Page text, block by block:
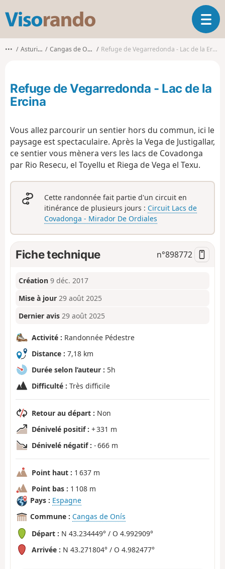
s
o
d
O
u
v
l
v
i
i
••• Asturies Cangas de Onís Refuge de Vegarredonda - Lac de la Ercina
Refuge de Vegarredonda - Lac de la
Ercina
Vous allez parcourir un sentier hors du commun, ici le
paysage est spectaculaire. Après la Vega de Justigallar,
ce sentier vous mènera vers les lacs de Covadonga
par Rio Resecu, el Toyellu et Riega de Vega el Texu.
Cette randonnée fait partie d'un circuit en
itinérance de plusieurs jours : Circuit Lacs de
Covadonga - Mirador De Ordiales
Fiche technique n°898772
Création 9 déc. 2017
Mise à jour 29 août 2025
Dernier avis 29 août 2025
Activité : Randonnée Pédestre
Distance : 7,18 km
Durée selon l’auteur : 5h
Difficulté : Très difficile
Retour au départ : Non
Dénivelé positif : + 331 m
Dénivelé négatif : - 666 m
Point haut : 1 637 m
Point bas : 1 108 m
Pays : Espagne
Commune : Cangas de Onís
Départ : N 43.234449° / O 4.992909°
Arrivée : N 43.271804° / O 4.982477°